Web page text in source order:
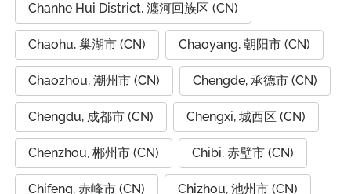
Chanhe Hui District, 瀍河回族区 (CN)
Chaohu, 巢湖市 (CN) Chaoyang, 朝阳市 (CN)
Chaozhou, 潮州市 (CN) Chengde, 承德市 (CN)
Chengdu, 成都市 (CN) Chengxi, 城西区 (CN)
Chenzhou, 郴州市 (CN) Chibi, 赤壁市 (CN)
Chifeng, 赤峰市 (CN) Chizhou, 池州市 (CN)